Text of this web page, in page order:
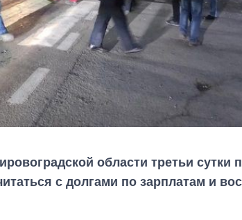
области третьи сутки
с долгами по зарплатам и